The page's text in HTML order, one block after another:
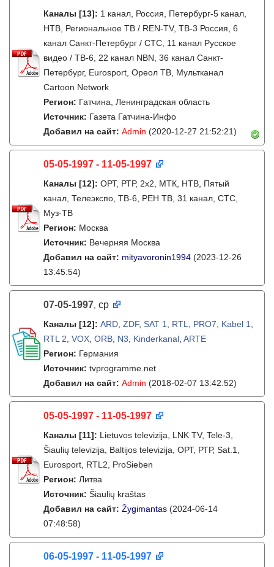
Каналы [13]: 1 канал, Россия, Петербург-5 канал,
НТВ, Региональное ТВ / REN-TV, ТВ-3 Россия, 6
канал Санкт-Петербург / СТС, 11 канал Русское
видео / ТВ-6, 22 канал NBN, 36 канал Санкт-
Петербург, Eurosport, Ореол ТВ, Мультканал
Cartoon Network
Регион: Гатчина, Ленинградская область
Источник: Газета Гатчина-Инфо
Добавил на сайт: Admin (2020-12-27 21:52:21)
05-05-1997 - 11-05-1997
Каналы [12]: ОРТ, РТР, 2х2, МТК, НТВ, Пятый
канал, Телеэкспо, ТВ-6, РЕН ТВ, 31 канал, СТС,
Муз-ТВ
Регион: Москва
Источник: Вечерняя Москва
Добавил на сайт: mityavoronin1994 (2023-12-26
13:45:54)
07-05-1997, ср
Каналы [12]: ARD ZDF, SAT 1 RTL PRO7 Kabel 1
RTL 2 VOX ORB N3 Kinderkanal ARTE
Регион: Германия
Источник: tvprogramme.net
Добавил на сайт: Admin (2018-02-07 13:42:52)
05-05-1997 - 11-05-1997
Каналы [11]: Lietuvos televizija, LNK TV, Tele-3,
Šiaulių televizija, Baltijos televizija, ОРТ, РТР, Sat.1,
Eurosport, RTL2, ProSieben
Регион: Литва
Источник: Šiaulių kraštas
Добавил на сайт: Žygimantas (2024-06-14
07:48:58)
06-05-1997 - 11-05-1997